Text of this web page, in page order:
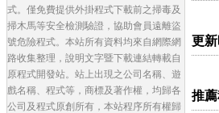
式。僅免費提供外掛程式下載前之掃毒及
掃木馬等安全檢測驗證，協助會員遠離盜
號危險程式。本站所有資料均來自網際網
路收集整理，說明文字暨下載連結轉載自
原程式開發站。站上出現之公司名稱、遊
戲名稱、程式等，商標及著作權，均歸各
公司及程式原創所有，本站程序所有權歸
更
推